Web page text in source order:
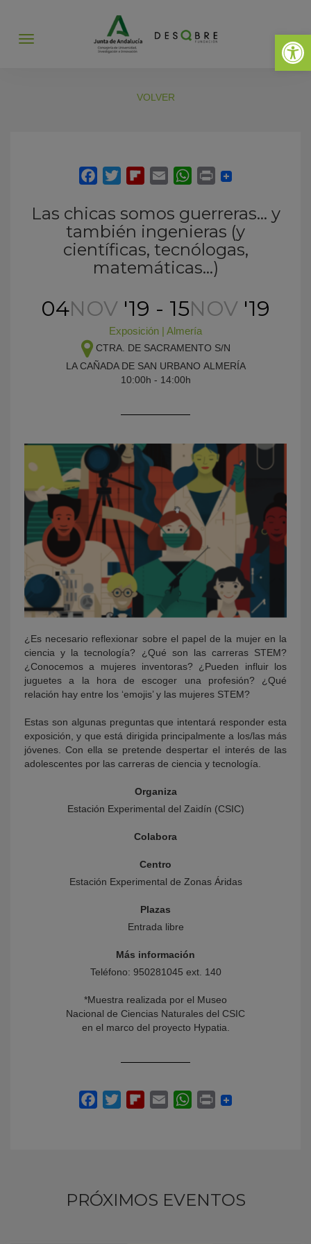
Abrir
Abrir
VOLVER
Las chicas somos guerreras… y
también ingenieras (y
científicas, tecnólogas,
matemáticas…)
04NOV '19 - 15NOV '19
Exposición | Almería
CTRA. DE SACRAMENTO S/N
LA CAÑADA DE SAN URBANO ALMERÍA
10:00h - 14:00h
¿Es necesario reflexionar sobre el papel de la mujer en la
ciencia y la tecnología? ¿Qué son las carreras STEM?
¿Conocemos a mujeres inventoras? ¿Pueden influir los
juguetes a la hora de escoger una profesión? ¿Qué
relación hay entre los ‘emojis’ y las mujeres STEM?
Estas son algunas preguntas que intentará responder esta
exposición, y que está dirigida principalmente a los/las más
jóvenes. Con ella se pretende despertar el interés de las
adolescentes por las carreras de ciencia y tecnología.
Organiza
Estación Experimental del Zaidín (CSIC)
Colabora
Centro
Estación Experimental de Zonas Áridas
Plazas
Entrada libre
Más información
Teléfono: 950281045 ext. 140
*Muestra realizada por el Museo
Nacional de Ciencias Naturales del CSIC
en el marco del proyecto Hypatia.
PRÓXIMOS EVENTOS